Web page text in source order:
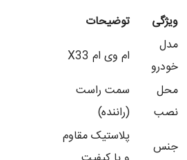
ویژگی
توضیحات
مدل
خودرو
ام وی ام X33
محل
نصب
سمت راست
(راننده)
جنس
پلاستیک مقاوم